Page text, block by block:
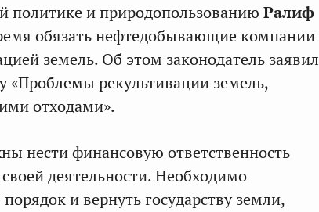
политике и природопользованию Ралиф
обязать нефтедобывающие компании
земель. Об этом законодатель заявил
«Проблемы рекультивации земель,
отходами».
нести финансовую ответственность
деятельности. Необходимо
и вернуть государству земли,